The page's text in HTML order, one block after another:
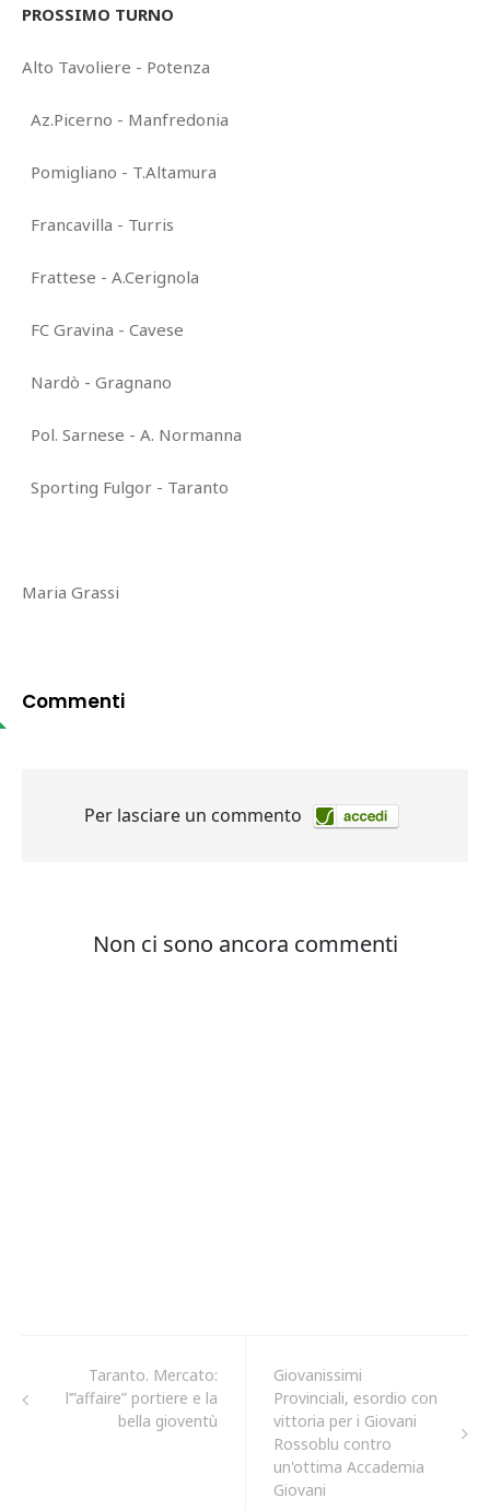
PROSSIMO TURNO
Alto Tavoliere - Potenza
Az.Picerno - Manfredonia
Pomigliano - T.Altamura
Francavilla - Turris
Frattese - A.Cerignola
FC Gravina - Cavese
Nardò - Gragnano
Pol. Sarnese - A. Normanna
Sporting Fulgor - Taranto
Maria Grassi
Commenti
Taranto. Mercato:
l’”affaire” portiere e la
bella gioventù
Giovanissimi
Provinciali, esordio con
vittoria per i Giovani
Rossoblu contro
un'ottima Accademia
Giovani